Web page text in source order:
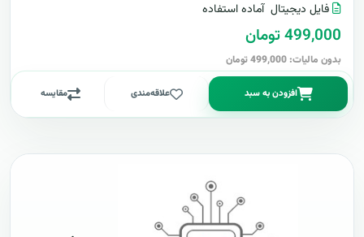
فایل دیجیتال آماده استفاده
499,000 تومان
بدون مالیات: 499,000 تومان
افزودن به سبد علاقه‌مندی مقایسه